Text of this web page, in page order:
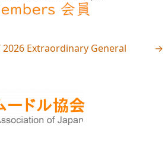
トライン →
Extraordinary General